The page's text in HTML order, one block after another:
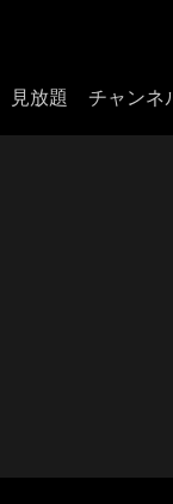
見放題 チャンネ